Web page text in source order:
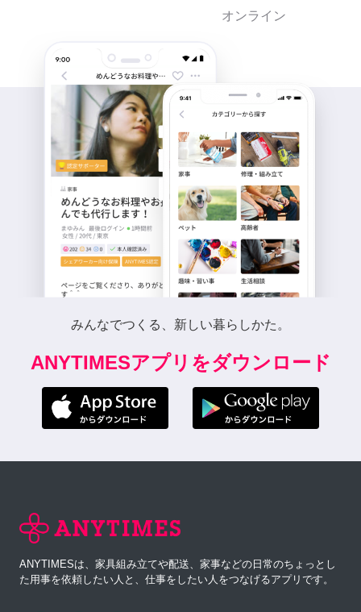
オンライン
みんなでつくる、新しい暮らしかた。
ANYTIMESアプリをダウンロード
ANYTIMESは、家具組み立てや配送、家事などの日常のちょっとし
た用事を依頼したい人と、仕事をしたい人をつなげるアプリです。